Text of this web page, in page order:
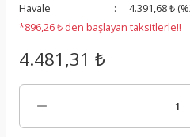
Havale
4.391,68 ₺
*896,26 ₺ den başlayan taksitlerle!!
4.481,31 ₺